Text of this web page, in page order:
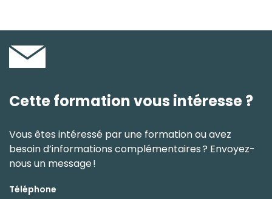
Cette formation vous intéresse ?
Vous êtes intéressé par une formation ou avez
besoin d’informations complémentaires ? Envoyez-
nous un message !
Téléphone